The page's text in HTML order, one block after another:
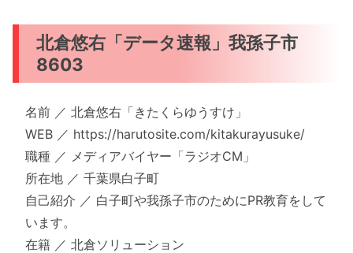
北倉悠右「データ速報」我孫子市
8603
名前 ／ 北倉悠右「きたくらゆうすけ」
WEB ／ https://harutosite.com/kitakurayusuke/
職種 ／ メディアバイヤー「ラジオCM」
所在地 ／ 千葉県白子町
自己紹介 ／ 白子町や我孫子市のためにPR教育をして
います。
在籍 ／ 北倉ソリューション